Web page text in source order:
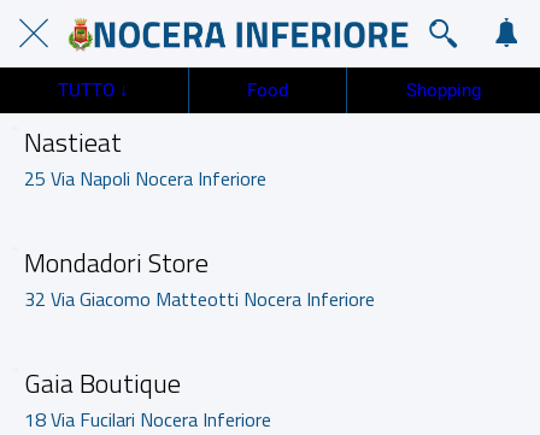
TUTTO ↓ Food Shopping
Nastieat
25 Via Napoli Nocera Inferiore
Mondadori Store
32 Via Giacomo Matteotti Nocera Inferiore
Gaia Boutique
18 Via Fucilari Nocera Inferiore